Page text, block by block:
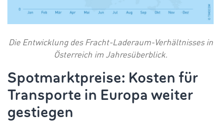
Die Entwicklung des Fracht-Laderaum-Verhältnisses in
Österreich im Jahresüberblick.
Spotmarktpreise: Kosten für
Transporte in Europa weiter
gestiegen